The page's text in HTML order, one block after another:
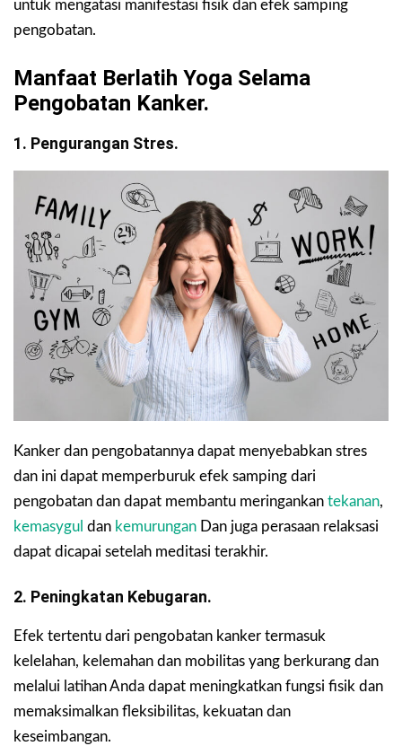
untuk mengatasi manifestasi fisik dan efek samping
pengobatan.
Manfaat Berlatih Yoga Selama
Pengobatan Kanker.
1. Pengurangan Stres.
Kanker dan pengobatannya dapat menyebabkan stres
dan ini dapat memperburuk efek samping dari
pengobatan dan dapat membantu meringankan tekanan,
kemasygul dan kemurungan Dan juga perasaan relaksasi
dapat dicapai setelah meditasi terakhir.
2. Peningkatan Kebugaran.
Efek tertentu dari pengobatan kanker termasuk
kelelahan, kelemahan dan mobilitas yang berkurang dan
melalui latihan Anda dapat meningkatkan fungsi fisik dan
memaksimalkan fleksibilitas, kekuatan dan
keseimbangan.